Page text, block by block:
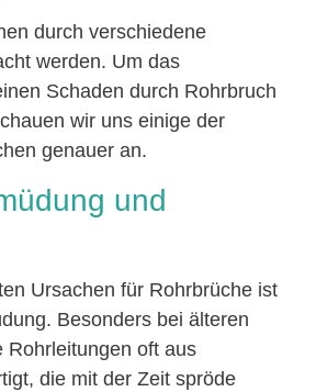
durch verschiedene
werden. Um das
Schaden durch Rohrbruch
wir uns einige der
genauer an.
und
Ursachen für Rohrbrüche ist
Besonders bei älteren
Rohrleitungen oft aus
die mit der Zeit spröde